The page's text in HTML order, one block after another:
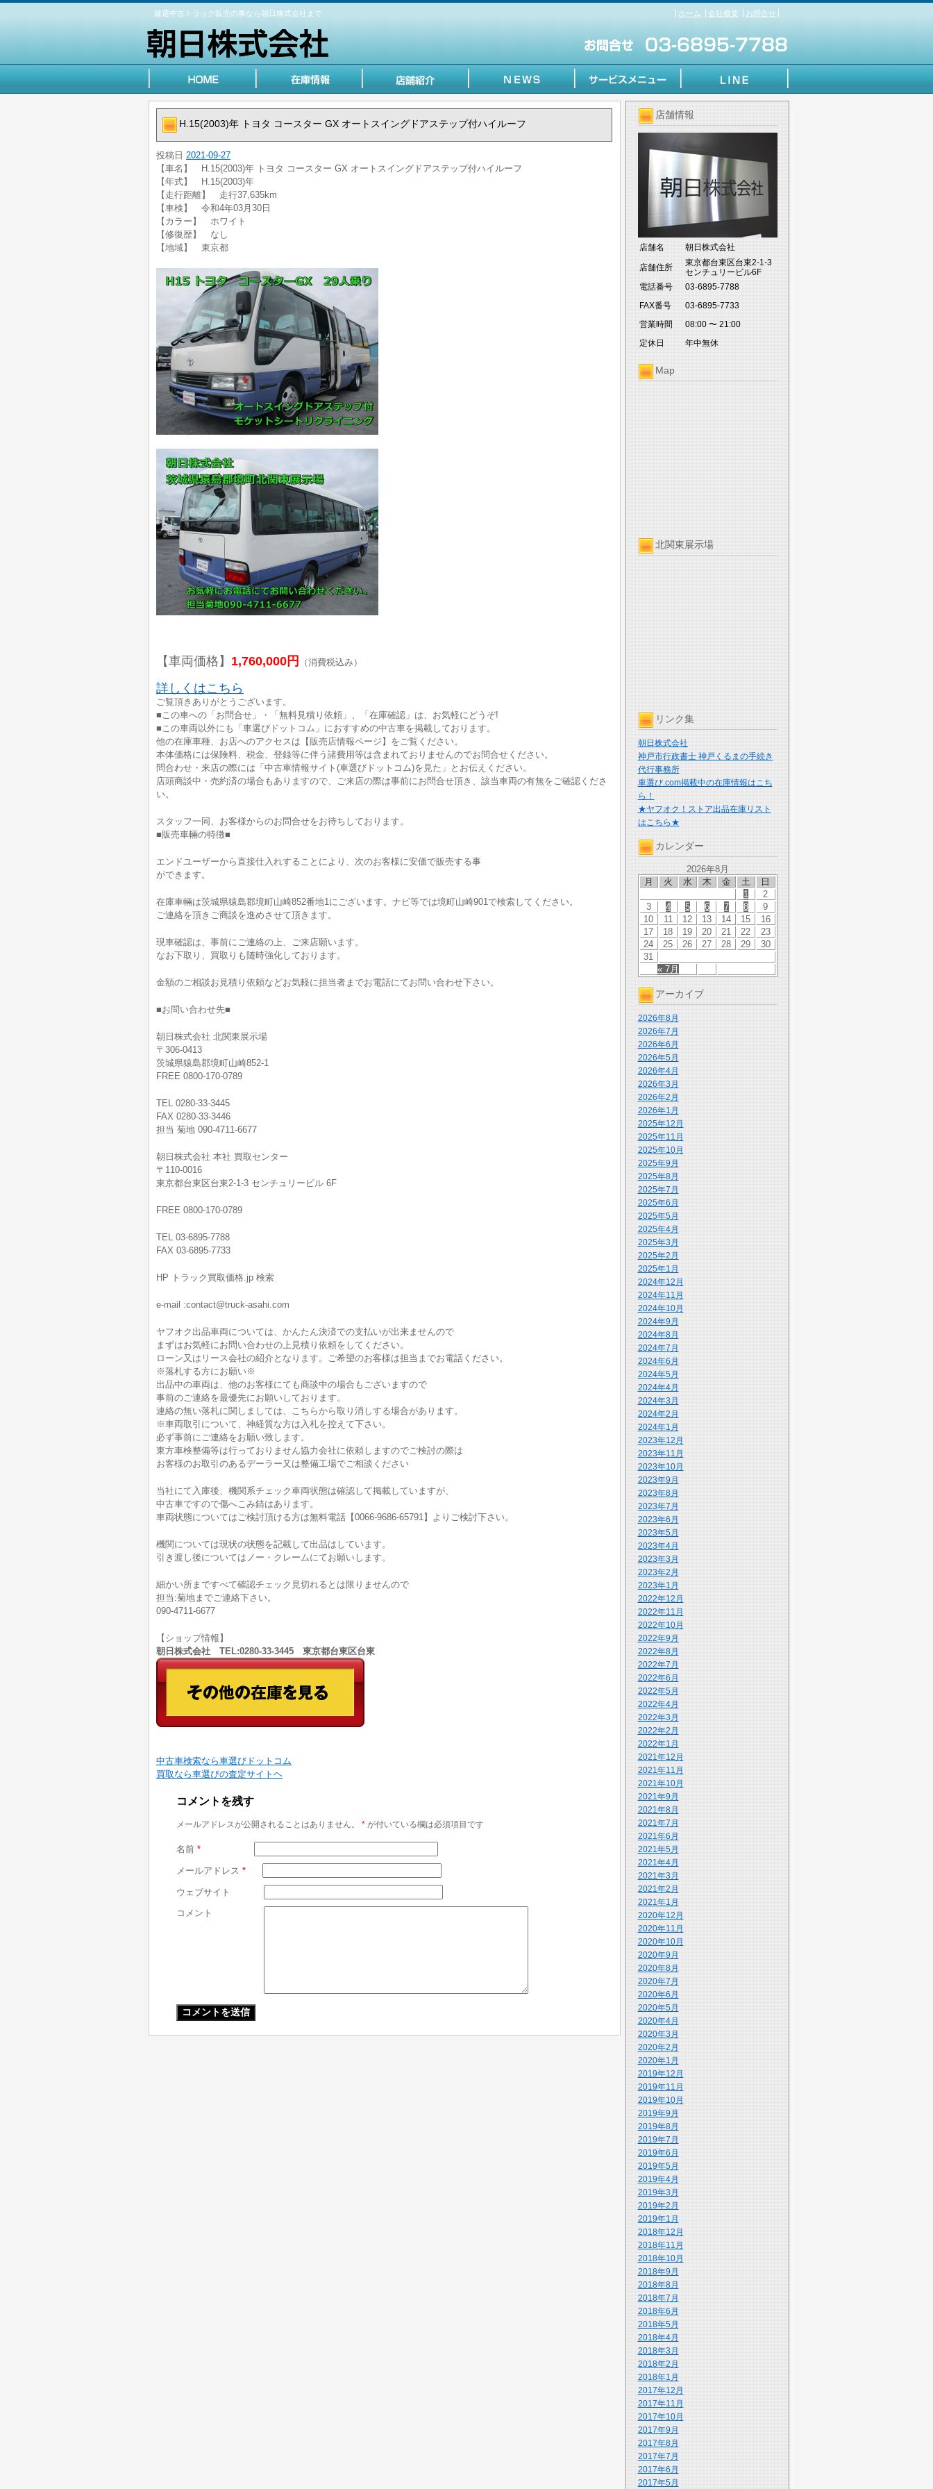
厳選中古トラック販売の事なら朝日株式会社まで ホーム 会社概要 お問合せ
店舗情報
店舗名 朝日株式会社
店舗住所
東京都台東区台東2-1-3
センチュリービル6F
電話番号
03-6895-7788
FAX番号
03-6895-7733
営業時間
08:00 〜 21:00
定休日
年中無休
Map
北関東展示場
リンク集
朝日株式会社
神戸市行政書士 神戸くるまの手続き
代行事務所
車選び.com掲載中の在庫情報はこち
ら！
★ヤフオク！ストア出品在庫リスト
はこちら★
カレンダー
2026年8月
月
火 水 木 金 土 日
« 7月
1
2
3
4 5 6 7 8
9
10
11 12 13 14 15
16
17
18 19 20 21 22
23
24
25 26 27 28 29
30
31
アーカイブ
2026年8月
2026年7月
2026年6月
2026年5月
2026年4月
2026年3月
2026年2月
2026年1月
2025年12月
2025年11月
2025年10月
2025年9月
2025年8月
2025年7月
2025年6月
2025年5月
2025年4月
2025年3月
2025年2月
2025年1月
2024年12月
2024年11月
2024年10月
2024年9月
2024年8月
2024年7月
2024年6月
2024年5月
2024年4月
2024年3月
2024年2月
2024年1月
2023年12月
2023年11月
2023年10月
2023年9月
2023年8月
2023年7月
2023年6月
2023年5月
2023年4月
2023年3月
2023年2月
2023年1月
2022年12月
2022年11月
2022年10月
2022年9月
2022年8月
2022年7月
2022年6月
2022年5月
2022年4月
2022年3月
2022年2月
2022年1月
2021年12月
2021年11月
2021年10月
2021年9月
2021年8月
2021年7月
2021年6月
2021年5月
2021年4月
2021年3月
2021年2月
2021年1月
2020年12月
2020年11月
2020年10月
2020年9月
2020年8月
2020年7月
2020年6月
2020年5月
2020年4月
2020年3月
2020年2月
2020年1月
2019年12月
2019年11月
2019年10月
2019年9月
2019年8月
2019年7月
2019年6月
2019年5月
2019年4月
2019年3月
2019年2月
2019年1月
2018年12月
2018年11月
2018年10月
2018年9月
2018年8月
2018年7月
2018年6月
2018年5月
2018年4月
2018年3月
2018年2月
2018年1月
2017年12月
2017年11月
2017年10月
2017年9月
2017年8月
2017年7月
2017年6月
2017年5月
H.15(2003)年 トヨタ コースター GX オートスイングドアステップ付ハイルーフ
投稿日 2021-09-27
【車名】 H.15(2003)年 トヨタ コースター GX オートスイングドアステップ付ハイルーフ
【年式】 H.15(2003)年
【走行距離】 走行37,635km
【車検】 令和4年03月30日
【カラー】 ホワイト
【修復歴】 なし
【地域】 東京都
【車両価格】 1,760,000円 （消費税込み）
詳しくはこちら
ご覧頂きありがとうございます。
■この車への「お問合せ」・「無料見積り依頼」、「在庫確認」は、お気軽にどうぞ!
■この車両以外にも「車選びドットコム」におすすめの中古車を掲載しております。
他の在庫車種、お店へのアクセスは【販売店情報ページ】をご覧ください。
本体価格には保険料、税金、登録等に伴う諸費用等は含まれておりませんのでお問合せください。
問合わせ・来店の際には「中古車情報サイト(車選びドットコム)を見た」とお伝えください。
店頭商談中・売約済の場合もありますので、ご来店の際は事前にお問合せ頂き、該当車両の有無をご確認くださ
い。
スタッフ一同、お客様からのお問合せをお待ちしております。
■販売車輛の特徴■
エンドユーザーから直接仕入れすることにより、次のお客様に安価で販売する事
ができます。
在庫車輛は茨城県猿島郡境町山崎852番地1にございます。ナビ等では境町山崎901で検索してください。
ご連絡を頂きご商談を進めさせて頂きます。
現車確認は、事前にご連絡の上、ご来店願います。
なお下取り、買取りも随時強化しております。
金額のご相談お見積り依頼などお気軽に担当者までお電話にてお問い合わせ下さい。
■お問い合わせ先■
朝日株式会社 北関東展示場
〒306-0413
茨城県猿島郡境町山崎852-1
FREE 0800-170-0789
TEL 0280-33-3445
FAX 0280-33-3446
担当 菊地 090-4711-6677
朝日株式会社 本社 買取センター
〒110-0016
東京都台東区台東2-1-3 センチュリービル 6F
FREE 0800-170-0789
TEL 03-6895-7788
FAX 03-6895-7733
HP トラック買取価格.jp 検索
e-mail :contact@truck-asahi.com
ヤフオク出品車両については、かんたん決済での支払いが出来ませんので
まずはお気軽にお問い合わせの上見積り依頼をしてください。
ローン又はリース会社の紹介となります。ご希望のお客様は担当までお電話ください。
※落札する方にお願い※
出品中の車両は、他のお客様にても商談中の場合もございますので
事前のご連絡を最優先にお願いしております。
連絡の無い落札に関しましては、こちらから取り消しする場合があります。
※車両取引について、神経質な方は入札を控えて下さい。
必ず事前にご連絡をお願い致します。
東方車検整備等は行っておりません協力会社に依頼しますのでご検討の際は
お客様のお取引のあるデーラー又は整備工場でご相談ください
当社にて入庫後、機関系チェック車両状態は確認して掲載していますが、
中古車ですので傷へこみ錆はあります。
車両状態についてはご検討頂ける方は無料電話【0066-9686-65791】よりご検討下さい。
機関については現状の状態を記載して出品はしています。
引き渡し後についてはノー・クレームにてお願いします。
細かい所まですべて確認チェック見切れるとは限りませんので
担当:菊地までご連絡下さい。
090-4711-6677
【ショップ情報】
朝日株式会社 TEL:0280-33-3445 東京都台東区台東
中古車検索なら車選びドットコム
買取なら車選びの査定サイトヘ
コメントを残す
メールアドレスが公開されることはありません。 * が付いている欄は必須項目です
名前 *
メールアドレス *
ウェブサイト
コメント